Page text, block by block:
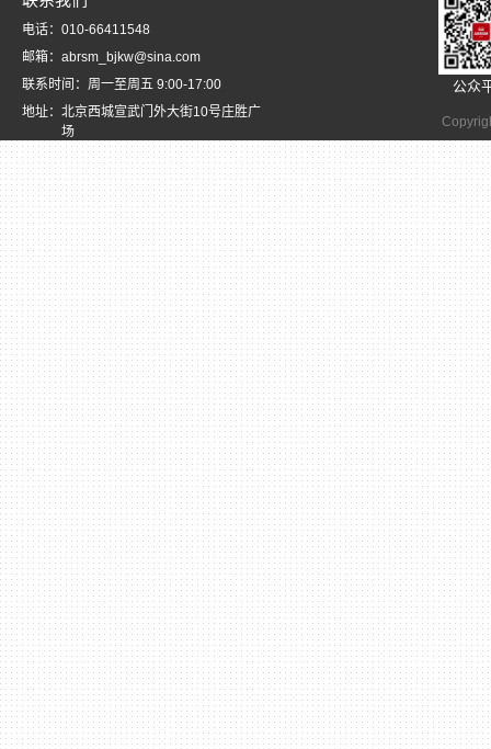
电话：010-66411548
邮箱：abrsm_bjkw@sina.com
联系时间：周一至周五 9:00-17:00
地址：北京西城宣武门外大街10号庄胜广
场
公众